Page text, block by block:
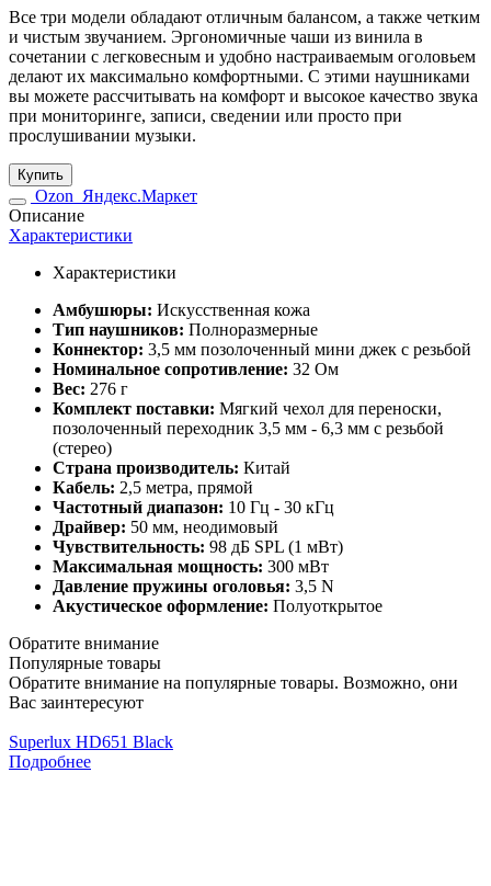
Все три модели обладают отличным балансом, а также четким
и чистым звучанием. Эргономичные чаши из винила в
сочетании с легковесным и удобно настраиваемым оголовьем
делают их максимально комфортными. С этими наушниками
вы можете рассчитывать на комфорт и высокое качество звука
при мониторинге, записи, сведении или просто при
прослушивании музыки.
Купить
Ozon Яндекс.Маркет
Описание
Характеристики
Характеристики
Амбушюры: Искусственная кожа
Тип наушников: Полноразмерные
Коннектор: 3,5 мм позолоченный мини джек с резьбой
Номинальное сопротивление: 32 Ом
Вес: 276 г
Комплект поставки: Мягкий чехол для переноски,
позолоченный переходник 3,5 мм - 6,3 мм с резьбой
(стерео)
Страна производитель: Китай
Кабель: 2,5 метра, прямой
Частотный диапазон: 10 Гц - 30 кГц
Драйвер: 50 мм, неодимовый
Чувствительность: 98 дБ SPL (1 мВт)
Максимальная мощность: 300 мВт
Давление пружины оголовья: 3,5 N
Акустическое оформление: Полуоткрытое
Обратите внимание
Популярные товары
Обратите внимание на популярные товары. Возможно, они
Вас заинтересуют
Superlux HD651 Black
Подробнее